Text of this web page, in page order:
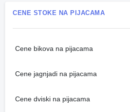
CENE STOKE NA PIJACAMA
Cene bikova na pijacama
Cene jagnjadi na pijacama
Cene dviski na pijacama